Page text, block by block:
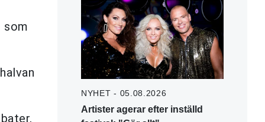
som
NYHET - 05.08.2026
Artister agerar efter inställd